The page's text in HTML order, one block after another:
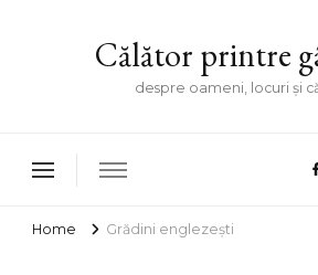
Călător printre
despre oameni, locuri și
Home Grădini englezești